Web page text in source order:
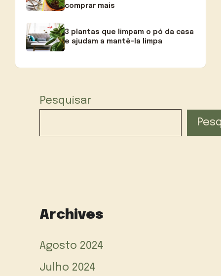
comprar mais
3 plantas que limpam o pó da casa
e ajudam a mantê-la limpa
Pesquisar
Archives
Agosto 2024
Julho 2024